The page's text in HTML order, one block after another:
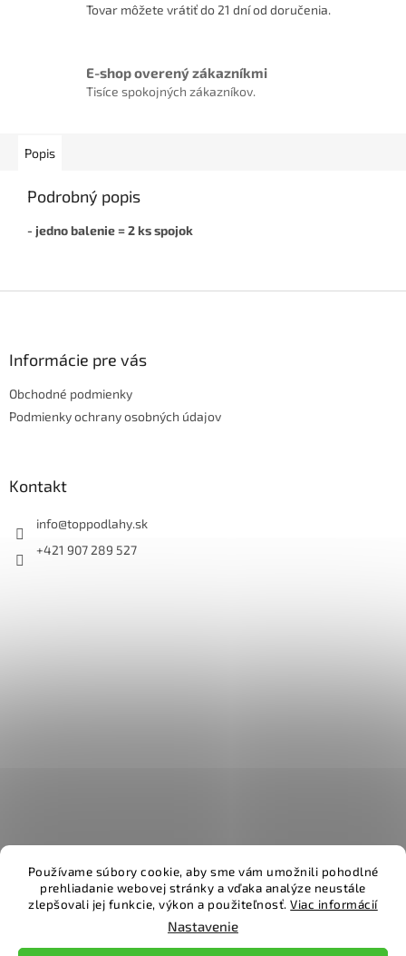
Používame súbory cookie, aby sme vám umožnili pohodlné
prehliadanie webovej stránky a vďaka analýze neustále
zlepšovali jej funkcie, výkon a použiteľnosť.Viac informácií
Nastavenie
Tovar môžete vrátiť do 21 dní od doručenia.
E-shop overený zákazníkmi
Tisíce spokojných zákazníkov.
Popis
Podrobný popis
- jedno balenie = 2 ks spojok
Informácie pre vás
Obchodné podmienky
Podmienky ochrany osobných údajov
Kontakt
info@toppodlahy.sk
+421 907 289 527
Vytvoril Shoptet